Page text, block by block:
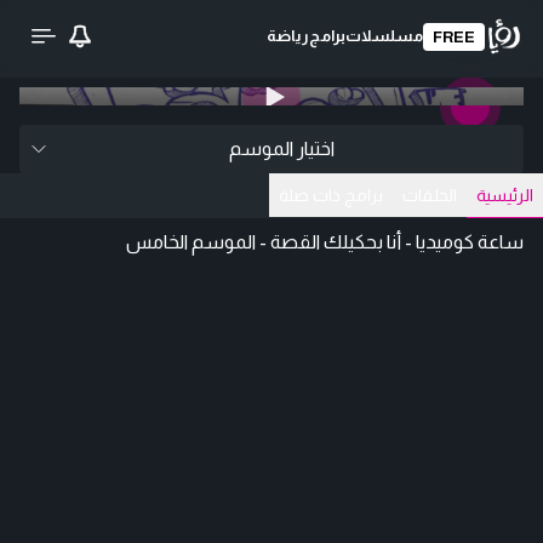
FREE مسلسلاتبرامج رياضة
اختيار الموسم
الرئيسية
ساعة كوميديا - أنا بحكيلك القصة - الموسم الخامس